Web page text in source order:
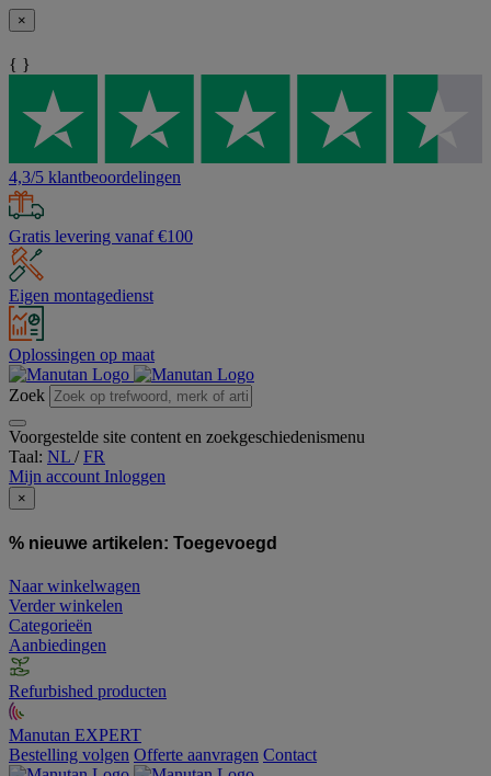
×
{ }
4,3/5 klantbeoordelingen
Gratis levering vanaf €100
Eigen montagedienst
Oplossingen op maat
Zoek
Voorgestelde site content en zoekgeschiedenismenu
Taal: NL /FR
Mijn account Inloggen
×
% nieuwe artikelen: Toegevoegd
Naar winkelwagen
Verder winkelen
Categorieën
Aanbiedingen
Refurbished producten
Manutan EXPERT
Bestelling volgen Offerte aanvragen Contact